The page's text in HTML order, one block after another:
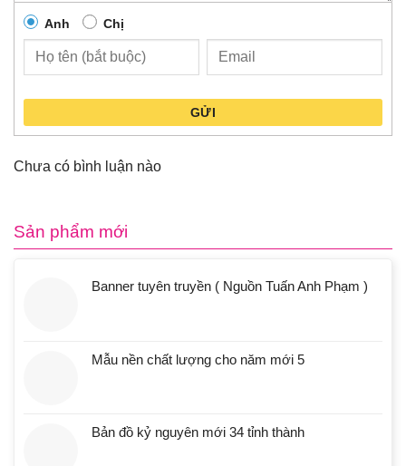
Anh Chị
GỬI
Chưa có bình luận nào
Sản phẩm mới
Banner tuyên truyền ( Nguồn Tuấn Anh Phạm )
Mẫu nền chất lượng cho năm mới 5
Bản đồ kỷ nguyên mới 34 tỉnh thành